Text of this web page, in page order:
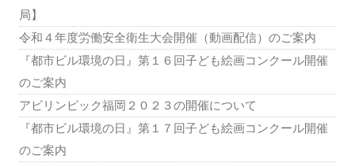
局】
令和４年度労働安全衛生大会開催（動画配信）のご案内
『都市ビル環境の日』第１６回子ども絵画コンクール開催
のご案内
アビリンピック福岡２０２３の開催について
『都市ビル環境の日』第１７回子ども絵画コンクール開催
のご案内